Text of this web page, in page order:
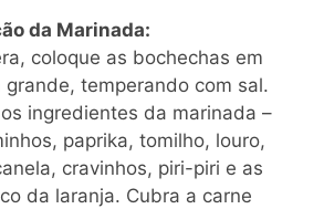
da Marinada:
coloque as bochechas em
grande, temperando com sal.
ingredientes da marinada –
paprika, tomilho, louro,
cravinhos, piri-piri e as
da laranja. Cubra a carne